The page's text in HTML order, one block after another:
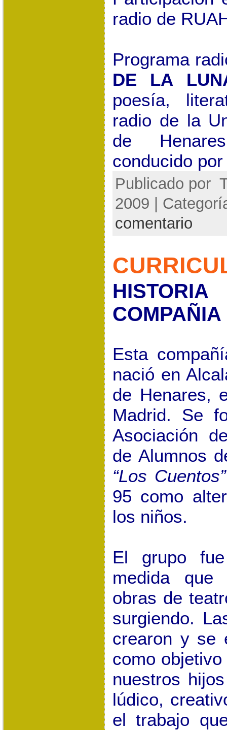
radio de
Programa
DE LA
poesía,
radio de la
de
conducido
Publicado por
2009 |
comentario
Esta
nació en
de Henares,
Madrid. Se
Asociación
de Alumnos
“Los Cuentos”
95 como
los niños.
El grupo
medida que
obras de
surgiendo.
crearon y se
como
nuestros
lúdico,
el trabajo